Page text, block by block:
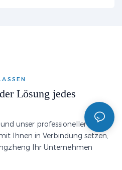
Lösung jedes
unser professioneller
Ihnen in Verbindung setzen,
Ihr Unternehmen